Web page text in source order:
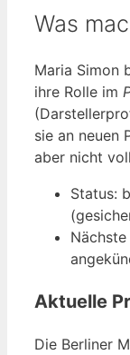
Was
Maria Simon
ihre Rolle im
sie an neuen
aber nicht
Status:
Aktuelle
Die Berliner